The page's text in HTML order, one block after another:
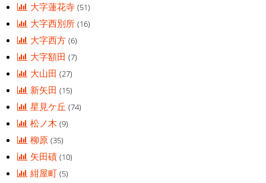
大字蓮花寺(51)
大字西別所(16)
大字西方(6)
大字額田(7)
大山田(27)
新矢田(15)
星見ケ丘(74)
松ノ木(9)
柳原(35)
矢田磧(10)
紺屋町(5)